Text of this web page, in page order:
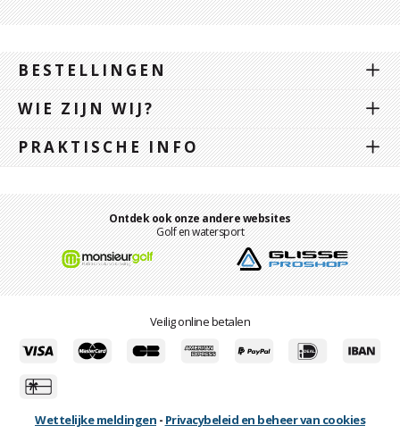
BESTELLINGEN
WIE ZIJN WIJ?
PRAKTISCHE INFO
Ontdek ook onze andere websites
Golf en watersport
Veilig online betalen
Wettelijke meldingen - Privacybeleid en beheer van cookies